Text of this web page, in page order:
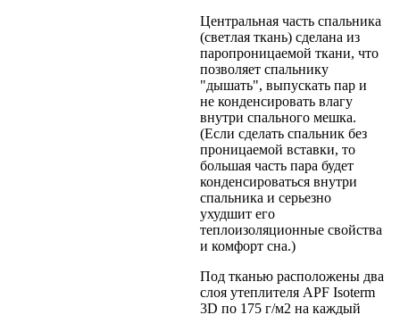
Центральная часть спальника
(светлая ткань) сделана из
паропроницаемой ткани, что
позволяет спальнику
"дышать", выпускать пар и
не конденсировать влагу
внутри спального мешка.
(Если сделать спальник без
проницаемой вставки, то
большая часть пара будет
конденсироваться внутри
спальника и серьезно
ухудшит его
теплоизоляционные свойства
и комфорт сна.)
Под тканью расположены два
слоя утеплителя APF Isoterm
3D по 175 г/м2 на каждый